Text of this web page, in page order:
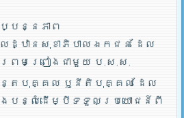
បន្នភាព
ឋានសុខាភិបាលឯកជន ដែល
រមព្រៀងជាមួយ ប.ស.ស.
វន្តបុគ្គល ឫនីតិបុគ្គល ដែល
ងបន្លំដើម្បីទទួលប្រយោជន៍ពី